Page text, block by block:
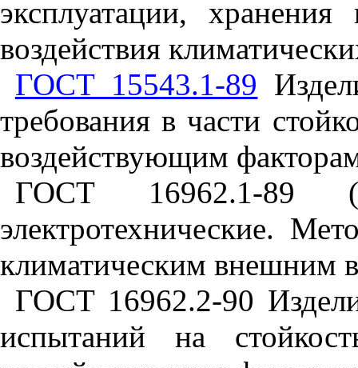
эксплуатации, хранения
воздействия
ГОСТ 15543.1-89
требования в части
воздействующим
ГОСТ 16962.1-89
электротехнические.
климатическим внешним
ГОСТ 16962.2-90
испытаний
на